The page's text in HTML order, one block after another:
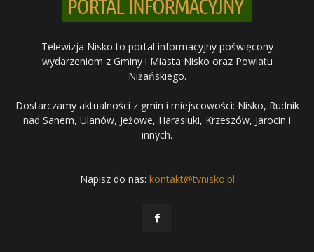
Telewizja Nisko to portal informacyjny poświęcony
wydarzeniom z Gminy i Miasta Nisko oraz Powiatu
Niżańskiego.
Dostarczamy aktualności z gmin i miejscowości: Nisko, Rudnik
nad Sanem, Ulanów, Jeżowe, Harasiuki, Krzeszów, Jarocin i
innych.
Napisz do nas: kontakt@tvnisko.pl